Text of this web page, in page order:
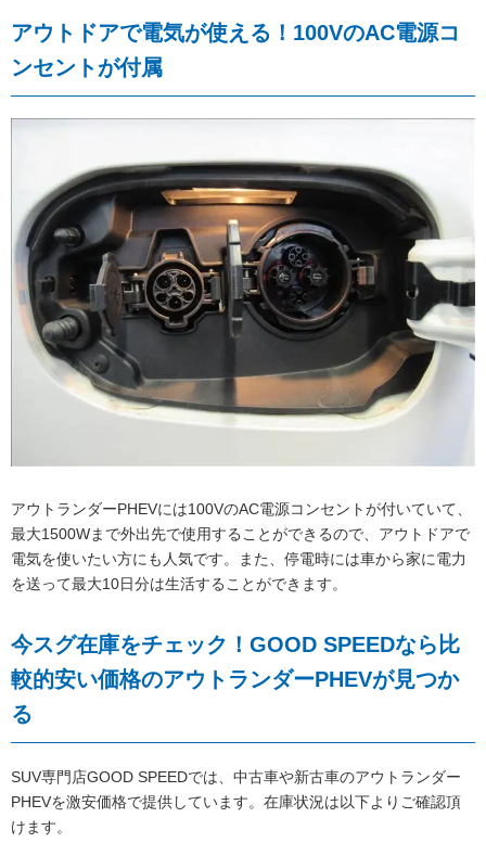
アウトドアで電気が使える！100VのAC電源コ
ンセントが付属
アウトランダーPHEVには100VのAC電源コンセントが付いていて、
最大1500Wまで外出先で使用することができるので、アウトドアで
電気を使いたい方にも人気です。また、停電時には車から家に電力
を送って最大10日分は生活することができます。
今スグ在庫をチェック！GOOD SPEEDなら比
較的安い価格のアウトランダーPHEVが見つか
る
SUV専門店GOOD SPEEDでは、中古車や新古車のアウトランダー
PHEVを激安価格で提供しています。在庫状況は以下よりご確認頂
けます。